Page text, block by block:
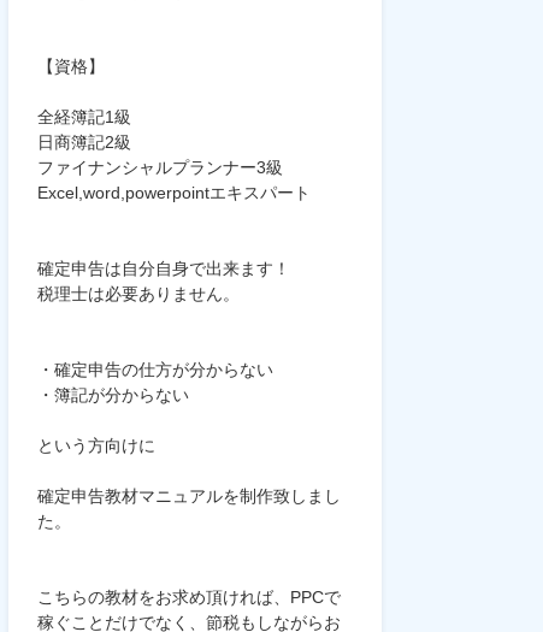
【資格】
全経簿記1級
日商簿記2級
ファイナンシャルプランナー3級
Excel,word,powerpointエキスパート
確定申告は自分自身で出来ます！
税理士は必要ありません。
・確定申告の仕方が分からない
・簿記が分からない
という方向けに
確定申告教材マニュアルを制作致しまし
た。
こちらの教材をお求め頂ければ、PPCで
稼ぐことだけでなく、節税もしながらお